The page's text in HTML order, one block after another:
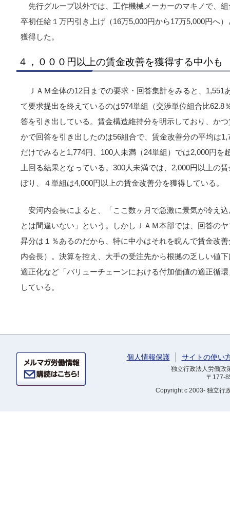
先行グループ以外では、工作機械メーカーのマキノで、
卒初任給１万円引き上げ（16万5,000円から17万5,000円へ
獲得した。
４，０００円以上の賃金改善を獲得する中小も
ＪＡＭ全体の12日までの要求・回答集計をみると、
て要求提出を終えているのは974単組（交渉単位組合比62.8
答を引き出している。賃金構造維持分を明示しており、か
かで回答を引き出したのは56組合で、賃金改善分の平均は
だけでみると1,774円、100人未満（24単組）では2,000円を
上回る結果となっている。300人未満では、2,000円以上の
ぼり、４単組は4,000円以上の賃金改善分を獲得している。
安河内会長によると、「ここ数ヶ月で急激に景気が冷え
とは間違いない」という。しかしＪＡＭ本部では、回答の
昇分は１％あるのだから、特に中小はそれを睨んで賃金改
内会長）。決算を控え、大手の受注先から根拠の乏しい値
適正化など「バリューチェーンにおける付加価値の適正循
している。
個人情報保護 サイトの使い
独立行政法人労働
〒177-
Copyright c 2003- 独立行